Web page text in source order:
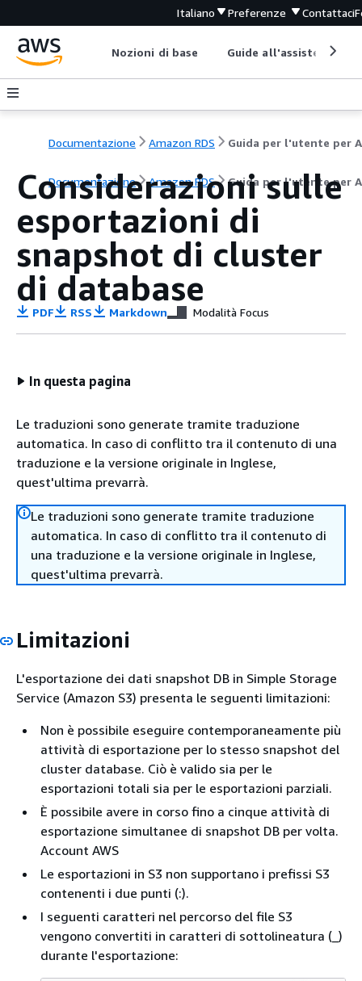
Italiano Preferenze Contattaci
Nozioni di base Guide all'assistenza
Documentazione Amazon RDS
Documentazione Amazon RDS Guida per l'utente per
Considerazioni sulle
esportazioni di
snapshot di cluster
di database
PDF RSS Markdown Modalità Focus
In questa pagina
Le traduzioni sono generate tramite traduzione
automatica. In caso di conflitto tra il contenuto di una
traduzione e la versione originale in Inglese,
quest'ultima prevarrà.
Le traduzioni sono generate tramite traduzione
automatica. In caso di conflitto tra il contenuto di
una traduzione e la versione originale in Inglese,
quest'ultima prevarrà.
Limitazioni
L'esportazione dei dati snapshot DB in Simple Storage
Service (Amazon S3) presenta le seguenti limitazioni:
Non è possibile eseguire contemporaneamente più
attività di esportazione per lo stesso snapshot del
cluster database. Ciò è valido sia per le
esportazioni totali sia per le esportazioni parziali.
È possibile avere in corso fino a cinque attività di
esportazione simultanee di snapshot DB per volta.
Account AWS
Le esportazioni in S3 non supportano i prefissi S3
contenenti i due punti (:).
I seguenti caratteri nel percorso del file S3
vengono convertiti in caratteri di sottolineatura (_)
durante l'esportazione: